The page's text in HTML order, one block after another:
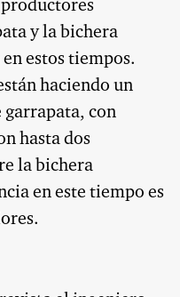
y la bichera
estos tiempos.
haciendo un
con
hasta dos
la bichera
en este tiempo es